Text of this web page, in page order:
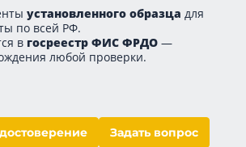
установленного образца для
по всей РФ.
в госреестр ФИС ФРДО —
любой проверки.
Задать вопрос